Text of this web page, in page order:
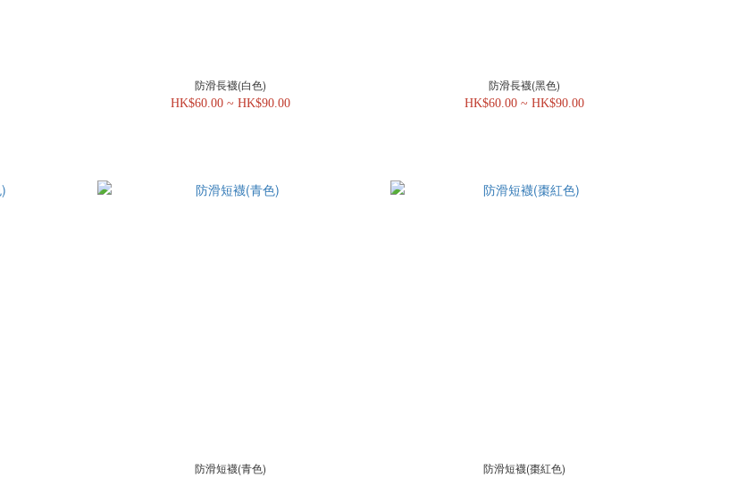
防滑長襪(白色)
HK$60.00 ~ HK$90.00
防滑長襪(黑色)
HK$60.00 ~ HK$90.00
防滑短襪(青色) 防滑短襪(棗紅色)